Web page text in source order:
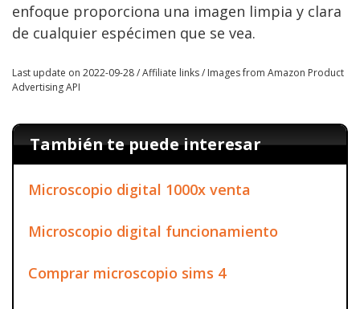
enfoque proporciona una imagen limpia y clara
de cualquier espécimen que se vea.
Last update on 2022-09-28 / Affiliate links / Images from Amazon Product
Advertising API
También te puede interesar
Microscopio digital 1000x venta
Microscopio digital funcionamiento
Comprar microscopio sims 4